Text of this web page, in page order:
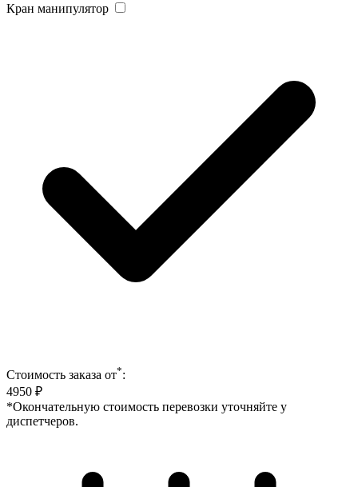
Кран манипулятор
Стоимость заказа от*:
4950 ₽
*Окончательную стоимость перевозки уточняйте у
диспетчеров.